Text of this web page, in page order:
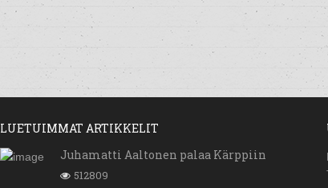
LUETUIMMAT ARTIKKELIT
Juhamatti Aaltonen palaa Kärppiin
512809